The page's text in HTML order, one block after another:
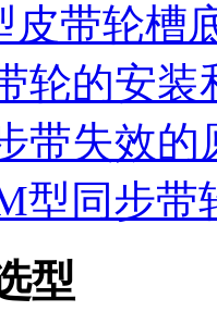
皮带轮槽
轮的安装
带失效的
型同步带
型